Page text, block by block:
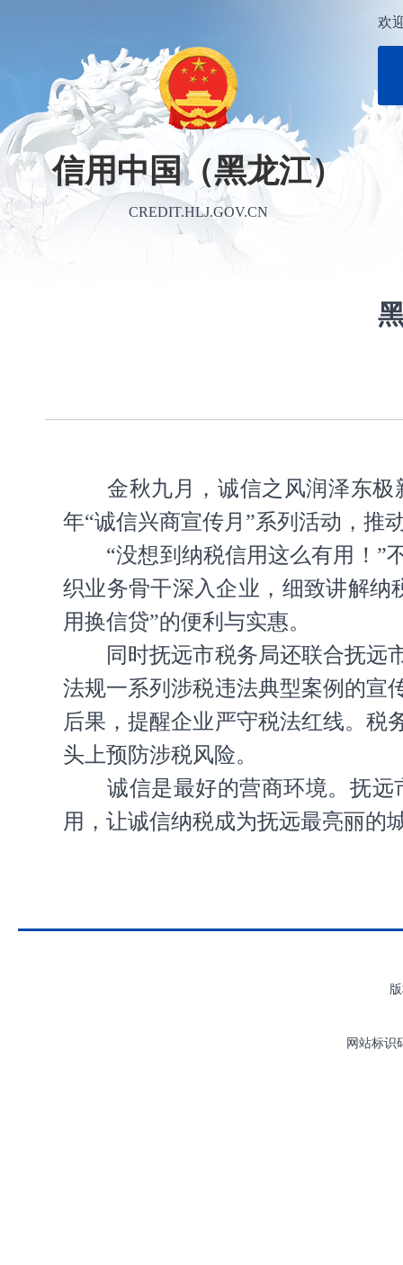
信用中国（黑龙江）
CREDIT.HLJ.GOV.CN
欢
金秋九月，诚信之风润泽东
年“诚信兴商宣传月”系列活动，推
“没想到纳税信用这么有用！”
织业务骨干深入企业，细致讲解纳
用换信贷”的便利与实惠。
同时抚远市税务局还联合抚远
法规一系列涉税违法典型案例的宣
后果，提醒企业严守税法红线。税
头上预防涉税风险。
诚信是最好的营商环境。抚
用，让诚信纳税成为抚远最亮丽的
网站标识